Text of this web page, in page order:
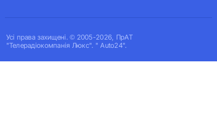
Усi права захищенi. © 2005-2026, ПрАТ
"Телерадіокомпанія Люкс". " Auto24".